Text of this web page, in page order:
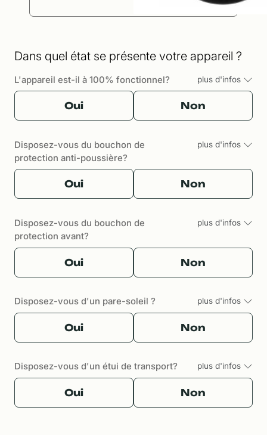
Dans quel état se présente votre appareil ?
L'appareil est-il à 100% fonctionnel? plus d'infos
Oui Non
Disposez-vous du bouchon de
protection anti-poussière?
plus d'infos
Oui Non
Disposez-vous du bouchon de
protection avant?
plus d'infos
Oui Non
Disposez-vous d'un pare-soleil ? plus d'infos
Oui Non
Disposez-vous d'un étui de transport? plus d'infos
Oui Non